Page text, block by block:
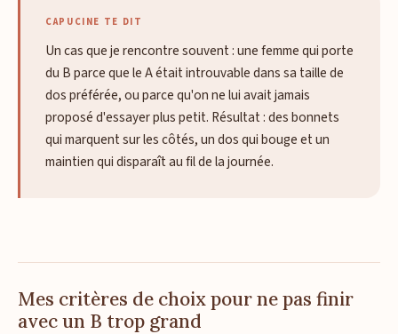
CAPUCINE TE DIT
Un cas que je rencontre souvent : une femme qui porte
du B parce que le A était introuvable dans sa taille de
dos préférée, ou parce qu'on ne lui avait jamais
proposé d'essayer plus petit. Résultat : des bonnets
qui marquent sur les côtés, un dos qui bouge et un
maintien qui disparaît au fil de la journée.
Mes critères de choix pour ne pas finir
avec un B trop grand